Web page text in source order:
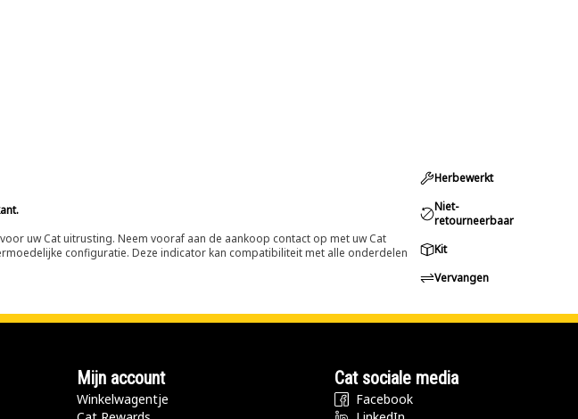
uw Cat uitrusting. Neem vooraf aan de aankoop contact op met uw Cat
configuratie. Deze indicator kan compatibiliteit met alle onderdelen
Herbewerkt
Niet-
retourneerbaar
Kit
Vervangen
Mijn account
Winkelwagentje
Cat sociale media
Facebook